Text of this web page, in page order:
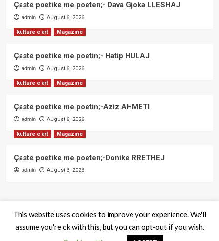
Çaste poetike me poeten;- Dava Gjoka LLESHAJ
admin August 6, 2026
kulture e art Magazine
Çaste poetike me poetin;- Hatip HULAJ
admin August 6, 2026
kulture e art Magazine
Çaste poetike me poetin;-Aziz AHMETI
admin August 6, 2026
kulture e art Magazine
Çaste poetike me poeten;-Donike RRETHEJ
admin August 6, 2026
QendraPRESS - Te drejtat e rezervuara|CoverNewsby AF
This website uses cookies to improve your experience. We'll
assume you're ok with this, but you can opt-out if you wish.